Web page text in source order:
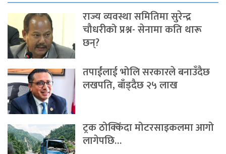
राज्य व्यवस्था समितिमा सुरेन्द्र
चौधरीको प्रश्न- सेनामा कति थारू
छन्?
तपाईंलाई भोलि सरकारले बनाउँदैछ
लखपति, बाँड्दैछ २५ लाख
ट्रक ठोक्किँदा मोटरसाइकलमा आगो
लागेपछि…